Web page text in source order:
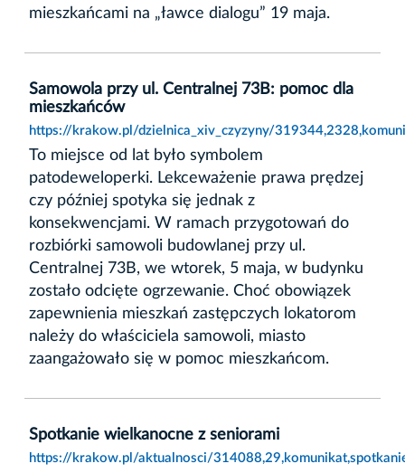
mieszkańcami na „ławce dialogu” 19 maja.
Samowola przy ul. Centralnej 73B: pomoc dla
mieszkańców
https://krakow.pl/dzielnica_xiv_czyzyny/
To miejsce od lat było symbolem
patodeweloperki. Lekceważenie prawa prędzej
czy później spotyka się jednak z
konsekwencjami. W ramach przygotowań do
rozbiórki samowoli budowlanej przy ul.
Centralnej 73B, we wtorek, 5 maja, w budynku
zostało odcięte ogrzewanie. Choć obowiązek
zapewnienia mieszkań zastępczych lokatorom
należy do właściciela samowoli, miasto
zaangażowało się w pomoc mieszkańcom.
Spotkanie wielkanocne z seniorami
https://krakow.pl/aktualnosci/